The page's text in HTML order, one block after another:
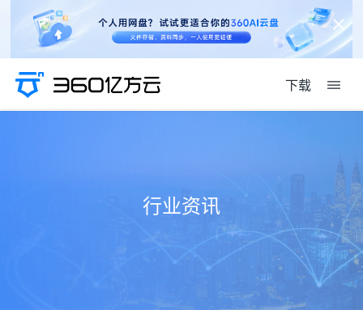
下载
行业资讯